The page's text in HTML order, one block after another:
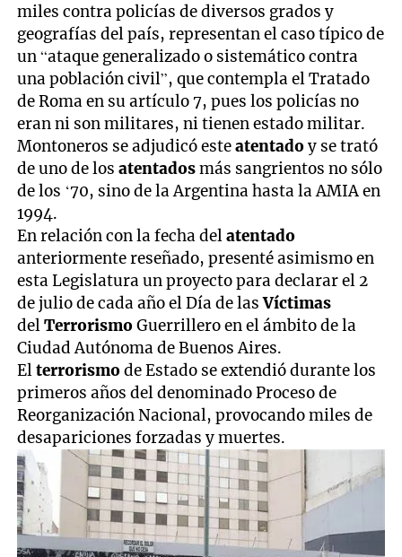
miles contra policías de diversos grados y
geografías del país, representan el caso típico de
un “ataque generalizado o sistemático contra
una población civil”, que contempla el Tratado
de Roma en su artículo 7, pues los policías no
eran ni son militares, ni tienen estado militar.
Montoneros se adjudicó esteatentadoy se trató
de uno de losatentadosmás sangrientos no sólo
de los ‘70, sino de la Argentina hasta la AMIA en
1994.
En relación con la fecha delatentado
anteriormente reseñado, presenté asimismo en
esta Legislatura un proyecto para declarar el 2
de julio de cada año el Día de lasVíctimas
delTerrorismoGuerrillero en el ámbito de la
Ciudad Autónoma de Buenos Aires.
Elterrorismode Estado se extendió durante los
primeros años del denominado Proceso de
Reorganización Nacional, provocando miles de
desapariciones forzadas y muertes.